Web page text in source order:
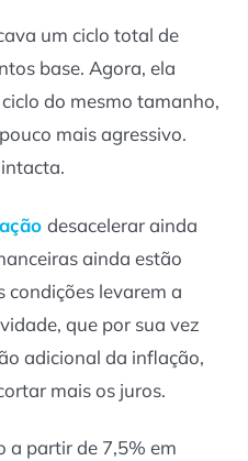
um ciclo total de
base. Agora, ela
do mesmo tamanho,
mais agressivo.
desacelerar ainda
ainda estão
condições levarem a
que por sua vez
adicional da inflação,
mais os juros.
a partir de 7,5% em